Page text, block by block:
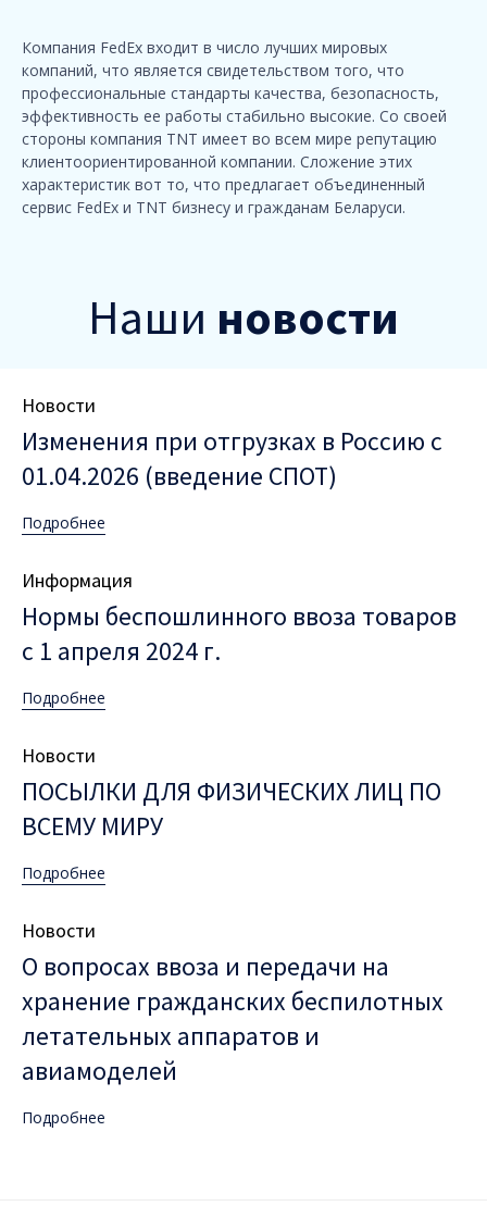
Компания FedEx входит в число лучших мировых
компаний, что является свидетельством того, что
профессиональные стандарты качества, безопасность,
эффективность ее работы стабильно высокие. Со своей
стороны компания TNT имеет во всем мире репутацию
клиентоориентированной компании. Сложение этих
характеристик вот то, что предлагает объединенный
сервис FedEх и TNT бизнесу и гражданам Беларуси.
Наши новости
Category
Новости
Изменения при отгрузках в Россию с
01.04.2026 (введение СПОТ)
Подробнее
Category
Информация
Нормы беспошлинного ввоза товаров
с 1 апреля 2024 г.
Подробнее
Category
Новости
ПОСЫЛКИ ДЛЯ ФИЗИЧЕСКИХ ЛИЦ ПО
ВСЕМУ МИРУ
Подробнее
Category
Новости
О вопросах ввоза и передачи на
хранение гражданских беспилотных
летательных аппаратов и
авиамоделей
Подробнее